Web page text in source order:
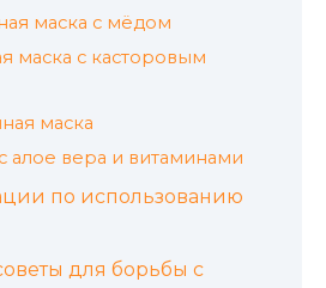
маска с мёдом
маска с касторовым
маска
алое вера и витаминами
по использованию
для борьбы с